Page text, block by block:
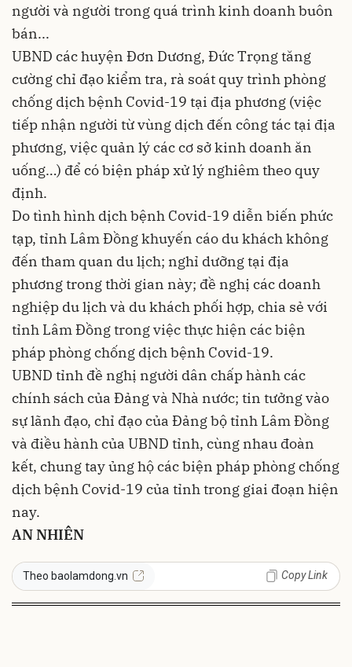
người và người trong quá trình kinh doanh buôn
bán...
UBND các huyện Đơn Dương, Đức Trọng tăng
cường chỉ đạo kiểm tra, rà soát quy trình phòng
chống dịch bệnh Covid-19 tại địa phương (việc
tiếp nhận người từ vùng dịch đến công tác tại địa
phương, việc quản lý các cơ sở kinh doanh ăn
uống…) để có biện pháp xử lý nghiêm theo quy
định.
Do tình hình dịch bệnh Covid-19 diễn biến phức
tạp, tỉnh Lâm Đồng khuyến cáo du khách không
đến tham quan du lịch; nghỉ dưỡng tại địa
phương trong thời gian này; đề nghị các doanh
nghiệp du lịch và du khách phối hợp, chia sẻ với
tỉnh Lâm Đồng trong việc thực hiện các biện
pháp phòng chống dịch bệnh Covid-19.
UBND tỉnh đề nghị người dân chấp hành các
chính sách của Đảng và Nhà nước; tin tưởng vào
sự lãnh đạo, chỉ đạo của Đảng bộ tỉnh Lâm Đồng
và điều hành của UBND tỉnh, cùng nhau đoàn
kết, chung tay ủng hộ các biện pháp phòng chống
dịch bệnh Covid-19 của tỉnh trong giai đoạn hiện
nay.
AN NHIÊN
Theo baolamdong.vn Copy Link